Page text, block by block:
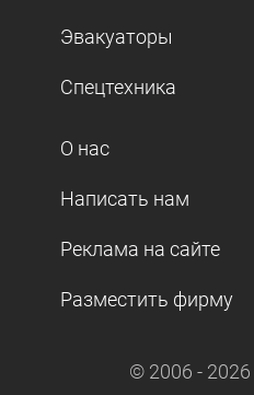
Эвакуаторы
Спецтехника
О нас
Написать нам
Реклама на сайте
Разместить фирму
© 2006 - 2026